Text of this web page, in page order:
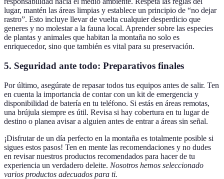
lugar, mantén las áreas limpias y establece un principio de “no dejar
rastro”. Esto incluye llevar de vuelta cualquier desperdicio que
generes y no molestar a la fauna local. Aprender sobre las especies
de plantas y animales que habitan la montaña no solo es
enriquecedor, sino que también es vital para su preservación.
5. Seguridad ante todo: Preparativos finales
Por último, asegúrate de repasar todos tus equipos antes de salir. Ten
en cuenta la importancia de contar con un kit de emergencia y
disponibilidad de batería en tu teléfono. Si estás en áreas remotas,
una brújula siempre es útil. Revisa si hay cobertura en tu lugar de
destino o planea avisar a alguien antes de entrar a áreas sin señal.
¡Disfrutar de un día perfecto en la montaña es totalmente posible si
sigues estos pasos! Ten en mente las recomendaciones y no dudes
en revisar nuestros productos recomendados para hacer de tu
experiencia un verdadero deleite. Nosotros hemos seleccionado
varios productos adecuados para ti.